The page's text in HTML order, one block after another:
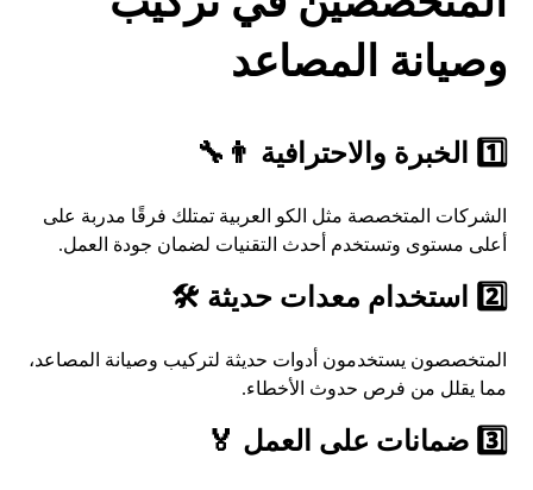
وصيانة المصاعد
1️⃣ الخبرة والاحترافية 👨‍🔧
الشركات المتخصصة مثل الكو العربية تمتلك فرقًا مدربة على
أعلى مستوى وتستخدم أحدث التقنيات لضمان جودة العمل.
2️⃣ استخدام معدات حديثة 🛠️
المتخصصون يستخدمون أدوات حديثة لتركيب وصيانة المصاعد،
مما يقلل من فرص حدوث الأخطاء.
3️⃣ ضمانات على العمل 🏅